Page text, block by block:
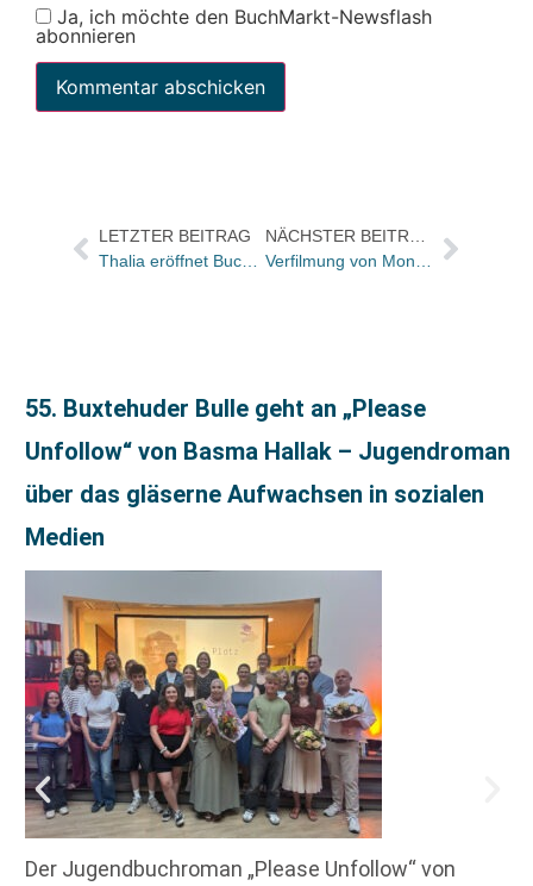
Ja, ich möchte den BuchMarkt-Newsflash
abonnieren
LETZTER BEITRAG
Thalia eröffnet Buchhandlung in Salzgitter
NÄCHSTER BEITRAG
Verfilmung von Mona Kastens New-Adult-Roman „Save Me“ startet bei Prime Video
55. Buxtehuder Bulle geht an „Please
Unfollow“ von Basma Hallak – Jugendroman
über das gläserne Aufwachsen in sozialen
Medien
Der Jugendbuchroman „Please Unfollow“ von